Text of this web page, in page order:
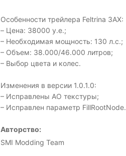
Особенности трейлера Feltrina 3AX:
– Цена: 38000 у.е.;
– Необходимая мощность: 130 л.с.;
– Объем: 38.000/46.000 литров;
– Выбор цвета и колес.
Изменения в версии 1.0.1.0:
– Исправлены АО текстуры;
– Исправлен параметр FillRootNode.
Авторство:
SMI Modding Team